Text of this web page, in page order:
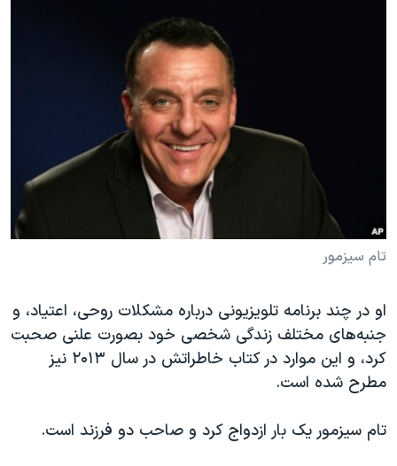
تام سیزمور
او در چند برنامه تلویزیونی درباره مشکلات روحی، اعتیاد، و
جنبه‌های مختلف زندگی شخصی خود بصورت علنی صحبت
کرد، و این موارد در کتاب خاطراتش در سال ۲۰۱۳ نیز
مطرح شده است.
تام سیزمور یک بار ازدواج کرد و صاحب دو فرزند است.